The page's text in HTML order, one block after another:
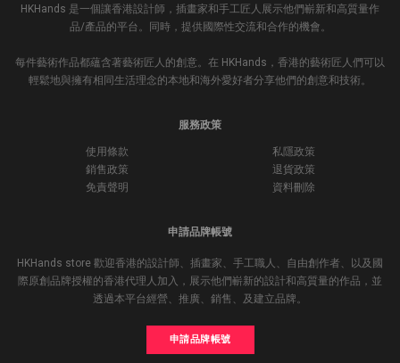
HKHands 是一個讓香港設計師，插畫家和手工匠人展示他們嶄新和高質量作
品/產品的平台。同時，提供國際性交流和合作的機會。
每件藝術作品都蘊含著藝術匠人的創意。在 HKHands，香港的藝術匠人們可以
輕鬆地與擁有相同生活理念的本地和海外愛好者分享他們的創意和技術。
服務政策
使用條款
私隱政策
銷售政策
退貨政策
免責聲明
資料刪除
申請品牌帳號
HKHands store 歡迎香港的設計師、插畫家、手工職人、自由創作者、以及國
際原創品牌授權的香港代理人加入，展示他們嶄新的設計和高質量的作品，並
透過本平台經營、推廣、銷售、及建立品牌。
申請品牌帳號